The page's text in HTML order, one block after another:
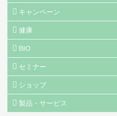
キャンペーン
健康
BIO
セミナー
ショップ
製品・サービス